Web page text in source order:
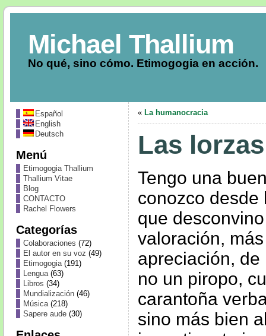
Michael Thallium
No qué, sino cómo. Etimogogia en acción.
Español
English
Deutsch
Menú
Etimogogia Thallium
Thallium Vitae
Blog
CONTACTO
Rachel Flowers
Categorías
Colaboraciones (72)
El autor en su voz (49)
Etimogogia(191)
Lengua(63)
Libros (34)
Mundialización(46)
Música(218)
Sapere aude(30)
« La humanocracia
Las
Tengo una
conozco desde
que
valoración,
apreciación,
no un piropo,
carantoña
sino más bien